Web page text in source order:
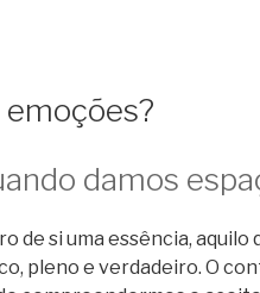
damos
de si uma essência, aquilo
pleno e verdadeiro. O